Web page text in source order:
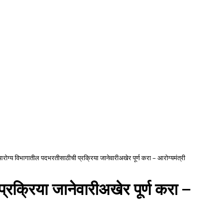
विभागातील पदभरतीसाठीची प्रक्रिया जानेवारीअखेर पूर्ण करा – आरोग्यमंत्री
जानेवारीअखेर पूर्ण करा –